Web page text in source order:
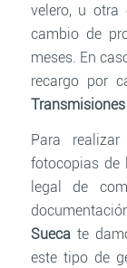
velero, u otra
cambio de
meses. En
recargo por
Para
fotocopias de
legal de
Sueca te
este tipo de